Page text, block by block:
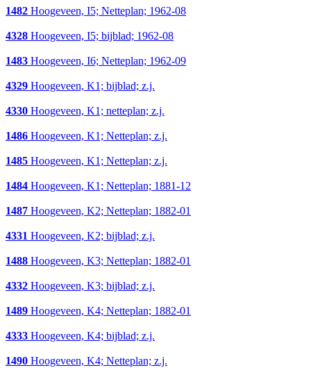
1482 Hoogeveen, I5; Netteplan; 1962-08
4328 Hoogeveen, I5; bijblad; 1962-08
1483 Hoogeveen, I6; Netteplan; 1962-09
4329 Hoogeveen, K1; bijblad; z.j.
4330 Hoogeveen, K1; netteplan; z.j.
1486 Hoogeveen, K1; Netteplan; z.j.
1485 Hoogeveen, K1; Netteplan; z.j.
1484 Hoogeveen, K1; Netteplan; 1881-12
1487 Hoogeveen, K2; Netteplan; 1882-01
4331 Hoogeveen, K2; bijblad; z.j.
1488 Hoogeveen, K3; Netteplan; 1882-01
4332 Hoogeveen, K3; bijblad; z.j.
1489 Hoogeveen, K4; Netteplan; 1882-01
4333 Hoogeveen, K4; bijblad; z.j.
1490 Hoogeveen, K4; Netteplan; z.j.